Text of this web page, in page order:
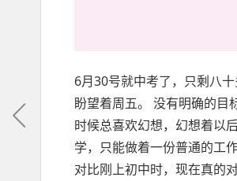
6月30号就中考了，只剩八
盼望着周五。 没有明确的目
时候总喜欢幻想，幻想着以
学，只能做着一份普通的工
对比刚上初中时，现在真的